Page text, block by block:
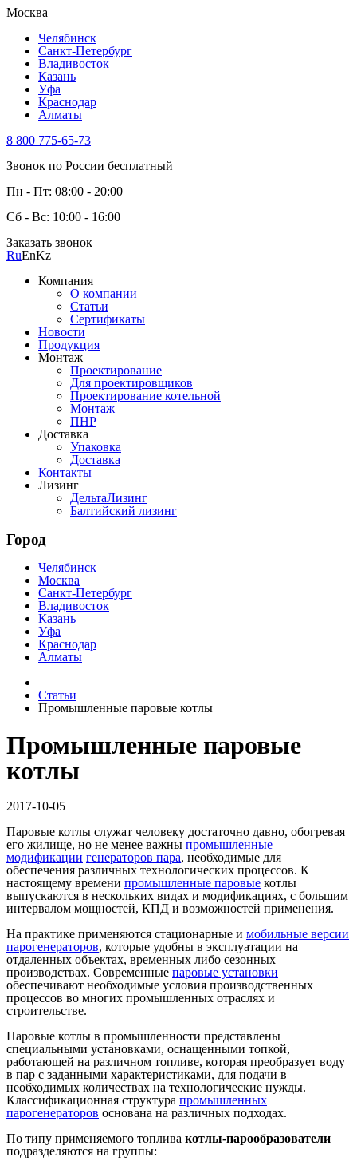
Москва
Челябинск
Санкт-Петербург
Владивосток
Казань
Уфа
Краснодар
Алматы
8 800 775-65-73
Звонок по России бесплатный
Пн - Пт: 08:00 - 20:00
Сб - Вс: 10:00 - 16:00
Заказать звонок
RuEnKz
Компания
О компании
Статьи
Сертификаты
Новости
Продукция
Монтаж
Проектирование
Для проектировщиков
Проектирование котельной
Монтаж
ПНР
Доставка
Упаковка
Доставка
Контакты
Лизинг
ДельтаЛизинг
Балтийский лизинг
Город
Челябинск
Москва
Санкт-Петербург
Владивосток
Казань
Уфа
Краснодар
Алматы
Статьи
Промышленные паровые котлы
Промышленные паровые
котлы
2017-10-05
Паровые котлы служат человеку достаточно давно, обогревая
его жилище, но не менее важны промышленные
модификации генераторов пара, необходимые для
обеспечения различных технологических процессов. К
настоящему времени промышленные паровые котлы
выпускаются в нескольких видах и модификациях, с большим
интервалом мощностей, КПД и возможностей применения.
На практике применяются стационарные и мобильные версии
парогенераторов, которые удобны в эксплуатации на
отдаленных объектах, временных либо сезонных
производствах. Современные паровые установки
обеспечивают необходимые условия производственных
процессов во многих промышленных отраслях и
строительстве.
Паровые котлы в промышленности представлены
специальными установками, оснащенными топкой,
работающей на различном топливе, которая преобразует воду
в пар с заданными характеристиками, для подачи в
необходимых количествах на технологические нужды.
Классификационная структура промышленных
парогенераторов основана на различных подходах.
По типу применяемого топлива котлы-парообразователи
подразделяются на группы: